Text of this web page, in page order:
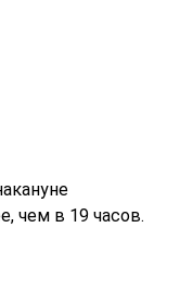
чем в 19 часов.